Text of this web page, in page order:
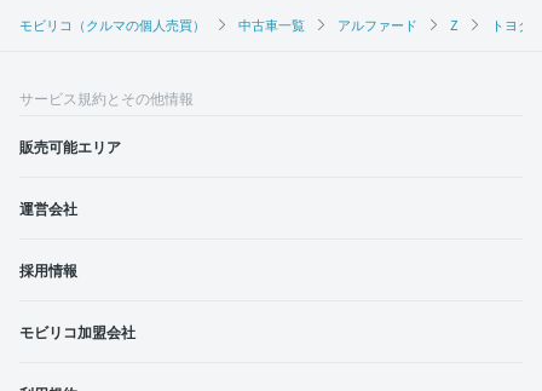
モビリコ（クルマの個人売買） 中古車一覧 アルファード Z トヨタ
サービス規約とその他情報
販売可能エリア
運営会社
採用情報
モビリコ加盟会社